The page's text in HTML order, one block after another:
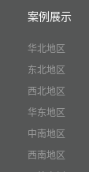
案例展示
华北地区
东北地区
西北地区
华东地区
中南地区
西南地区